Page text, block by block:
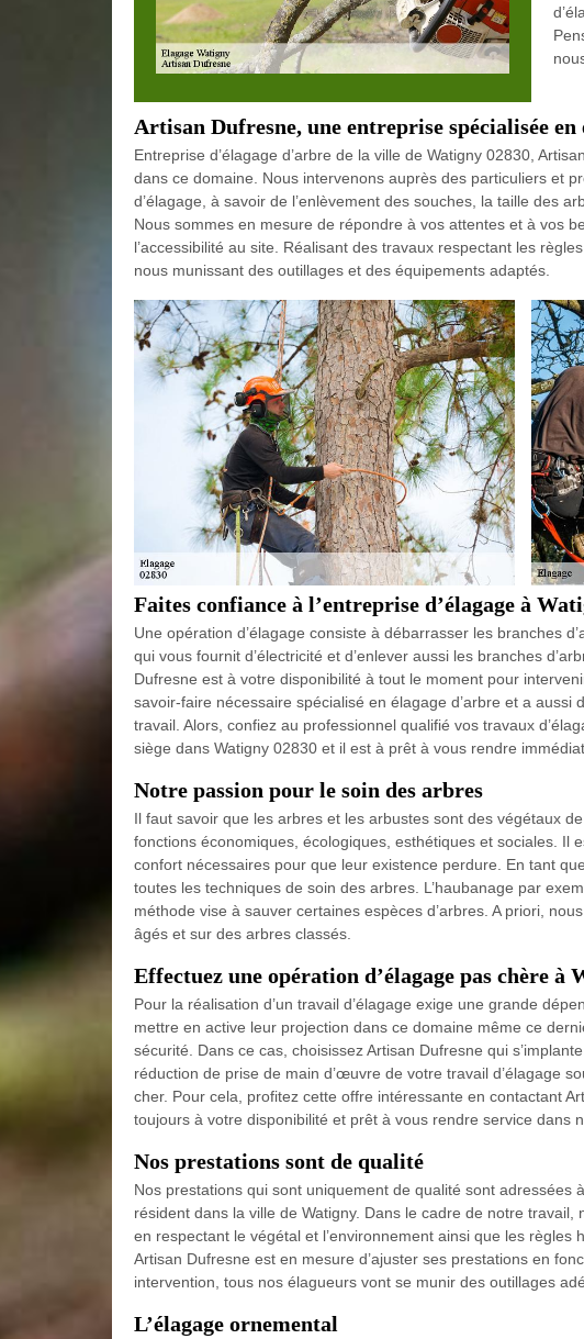
Artisan Dufresne, une entreprise spécialisée en
Entreprise d’élagage d’arbre de la ville de Watigny 02830,
dans ce domaine. Nous intervenons auprès des particuliers et
d’élagage, à savoir de l’enlèvement des souches, la taille des
Nous sommes en mesure de répondre à vos attentes et à vos
l’accessibilité au site. Réalisant des travaux respectant les
nous munissant des outillages et des équipements adaptés.
Faites confiance à l’entreprise d’élagage à
Une opération d’élagage consiste à débarrasser les branches
qui vous fournit d’électricité et d’enlever aussi les branches
Dufresne est à votre disponibilité à tout le moment pour
savoir-faire nécessaire spécialisé en élagage d’arbre et a
travail. Alors, confiez au professionnel qualifié vos travaux
siège dans Watigny 02830 et il est à prêt à vous rendre
Notre passion pour le soin des arbres
Il faut savoir que les arbres et les arbustes sont des végétaux
fonctions économiques, écologiques, esthétiques et sociales. Il
confort nécessaires pour que leur existence perdure. En tant
toutes les techniques de soin des arbres. L’haubanage par
méthode vise à sauver certaines espèces d’arbres. A priori,
âgés et sur des arbres classés.
Effectuez une opération d’élagage pas chère à
Pour la réalisation d’un travail d’élagage exige une grande
mettre en active leur projection dans ce domaine même ce
sécurité. Dans ce cas, choisissez Artisan Dufresne qui
réduction de prise de main d’œuvre de votre travail d’élagage
cher. Pour cela, profitez cette offre intéressante en contactant
toujours à votre disponibilité et prêt à vous rendre service dans
Nos prestations sont de qualité
Nos prestations qui sont uniquement de qualité sont adressées
résident dans la ville de Watigny. Dans le cadre de notre
en respectant le végétal et l’environnement ainsi que les
Artisan Dufresne est en mesure d’ajuster ses prestations en
intervention, tous nos élagueurs vont se munir des outillages
L’élagage ornemental